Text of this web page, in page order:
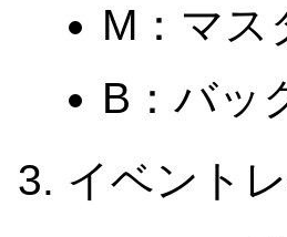
M：マス
B：バッ
イベント